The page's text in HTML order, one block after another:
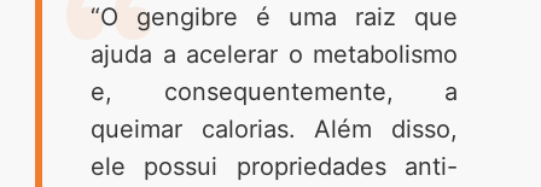
“O gengibre é uma raiz que
ajuda a acelerar o metabolismo
e, consequentemente, a
queimar calorias. Além disso,
ele possui propriedades anti-